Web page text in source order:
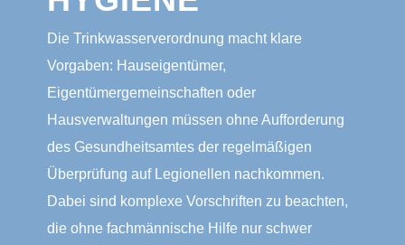
Die Trinkwasserverordnung macht klare
Vorgaben: Hauseigentü­mer,
Eigentümergemeinschaften oder
Hausverwaltungen müssen ohne Aufforde­rung
des Gesundheitsamtes der regelmäßigen
Überprüfung auf Legionellen nachkommen.
Da­bei sind komplexe Vorschriften zu beachten,
die ohne fachmännische Hilfe nur schwer